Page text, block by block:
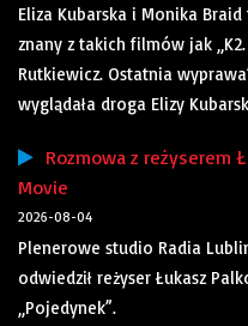
Eliza Kubarska i Monika
znany z takich filmów jak
Rutkiewicz. Ostatnia
wyglądała droga Elizy
Rozmowa z reżyserem
Movie
2026-08-04
Plenerowe studio Radia
odwiedził reżyser Łukasz
„Pojedynek”.